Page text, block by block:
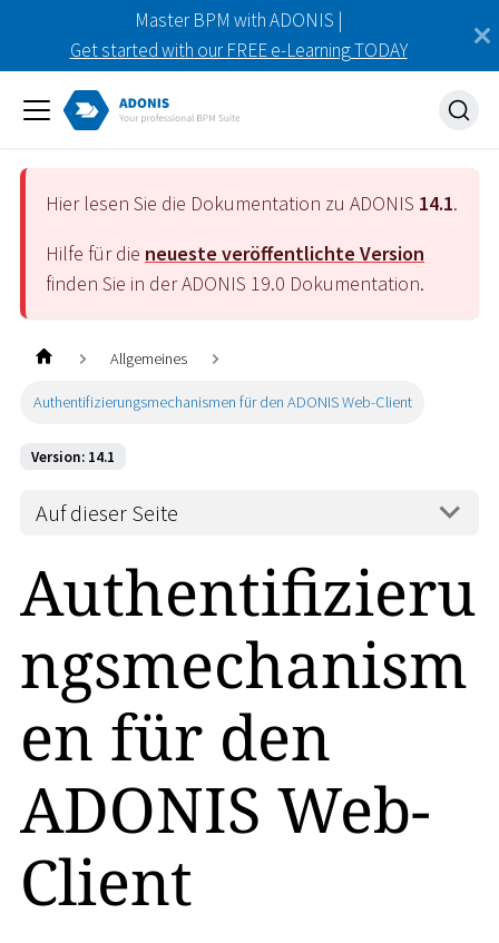
Master BPM with ADONIS |
Get started with our FREE e-Learning TODAY
Hier lesen Sie die Dokumentation zu ADONIS 14.1.
Hilfe für die neueste veröffentlichte Version
finden Sie in der ADONIS 19.0 Dokumentation.
Allgemeines
Authentifizierungsmechanismen für den ADONIS Web-Client
Version: 14.1
Auf dieser Seite
Authentifizieru
ngsmechanism
en für den
ADONIS Web-
Client